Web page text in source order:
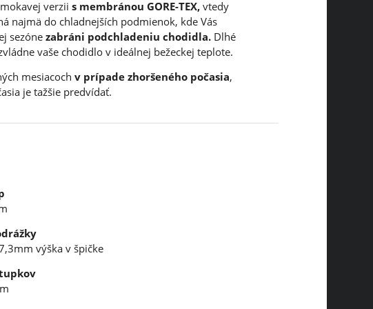
verziis membránou GORE-TEX, vtedy
najmä do chladnejších podmienok, kde Vás
sezónezabráni podchladeniu chodidla. Dlhé
vaše chodidlo v ideálnej bežeckej teplote.
mesiacochv prípade zhoršeného počasia,
je tažšie predvídať.
výška v špičke